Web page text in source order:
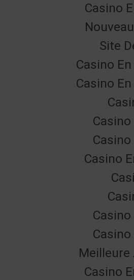
Casino
Site
Casino
Casino
Casino
Casino